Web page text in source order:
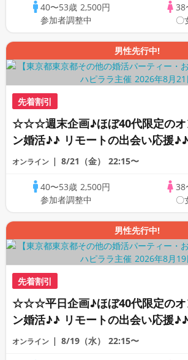
PARTY!!40〜53歳 2,500円
参加者調整中
38
〇
男性先行中!
先着割引
☆☆☆週末企画♪ほぼ40代限定のオ
ン婚活♪♪ リモートの出会い応援
ちで乾杯しませんか♪♪ ☆全国の方
PARTY!!
オンライン 8/21（金） 22:15〜
40〜53歳 2,500円
参加者調整中
38
〇
男性先行中!
先着割引
☆☆☆平日企画♪ほぼ40代限定のオ
ン婚活♪♪ リモートの出会い応援
ちで乾杯しませんか♪♪ ☆全国の方
オンライン 8/19（水） 22:15〜